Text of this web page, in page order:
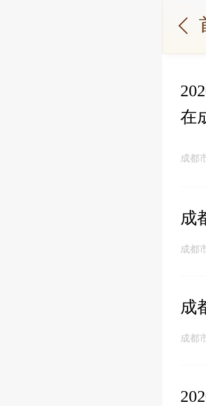
在
成都
成
成都
成
成都